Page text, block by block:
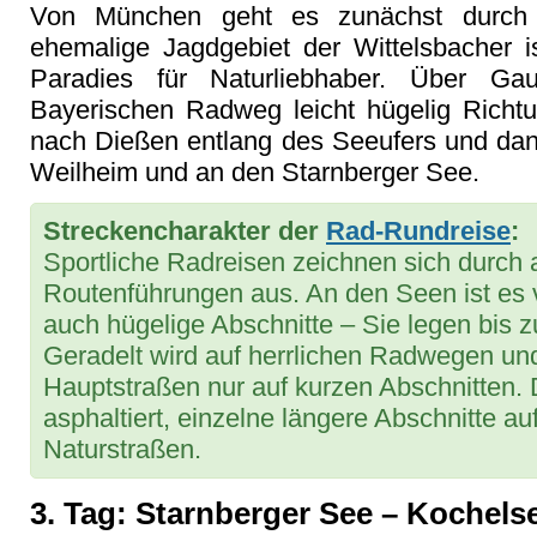
Von München geht es zunächst
ehemalige Jagdgebiet der
Paradies für Naturliebhaber. Über
Bayerischen Radweg leicht hügelig
nach Dießen entlang des Seeufers und
Weilheim und an den Starnberger See.
Streckencharakter der Rad-Rundreise:
Sportliche Radreisen zeichnen sich durch
Routenführungen aus. An den Seen ist
auch hügelige Abschnitte – Sie legen bis
Geradelt wird auf herrlichen Radwegen
Hauptstraßen nur auf kurzen Abschnitten.
asphaltiert, einzelne längere Abschnitte
Naturstraßen.
3. Tag: Starnberger See –